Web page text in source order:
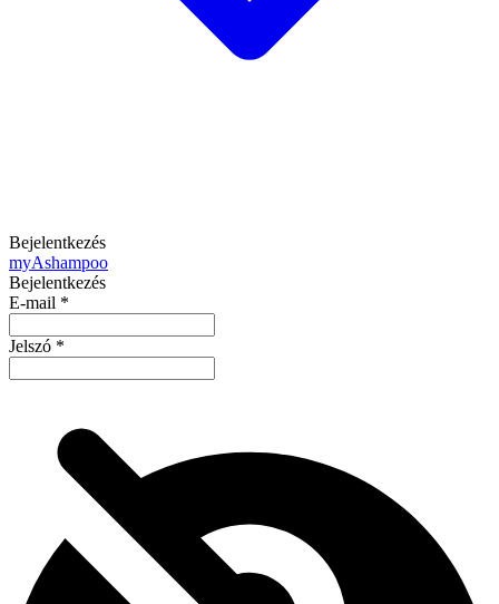
Bejelentkezés
myAshampoo
Bejelentkezés
E-mail *
Jelszó *